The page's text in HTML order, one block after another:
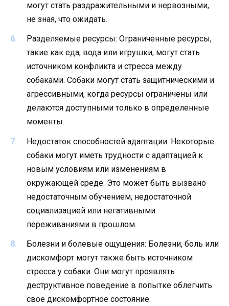
могут стать раздражительными и нервозными,
не зная, что ожидать.
Разделяемые ресурсы: Ограниченные ресурсы,
такие как еда, вода или игрушки, могут стать
источником конфликта и стресса между
собаками. Собаки могут стать защитническими и
агрессивными, когда ресурсы ограничены или
делаются доступными только в определенные
моменты.
Недостаток способностей адаптации: Некоторые
собаки могут иметь трудности с адаптацией к
новым условиям или изменениям в
окружающей среде. Это может быть вызвано
недостаточным обучением, недостаточной
социализацией или негативными
переживаниями в прошлом.
Болезни и болевые ощущения: Болезни, боль или
дискомфорт могут также быть источником
стресса у собаки. Они могут проявлять
деструктивное поведение в попытке облегчить
свое дискомфортное состояние.